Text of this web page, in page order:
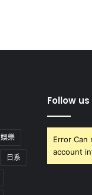
娛樂
日系
Follow us
Error Can
account